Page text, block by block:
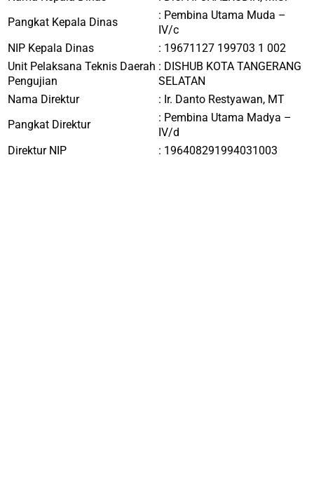
Pangkat Kepala Dinas
: Pembina Utama Muda –
IV/c
NIP Kepala Dinas
: 19671127 199703 1 002
Unit Pelaksana Teknis Daerah
Pengujian
: DISHUB KOTA TANGERANG
SELATAN
Nama Direktur
: Ir. Danto Restyawan, MT
Pangkat Direktur
: Pembina Utama Madya –
IV/d
Direktur NIP
: 196408291994031003